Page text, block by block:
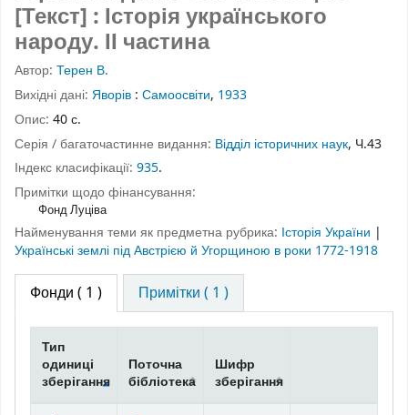
[Текст] : Історія українського
народу. ІІ частина
Автор: Терен В.
Вихідні дані: Яворів : Самоосвіти, 1933
Опис: 40 с.
Серія / багаточастинне видання: Відділ історичних наук, Ч.43
Індекс класифікації: 935.
Примітки щодо фінансування:
Фонд Луціва
Найменування теми як предметна рубрика: Історія України |
Українські землі під Австрією й Угорщиною в роки 1772-1918
Фонди ( 1 ) Примітки ( 1 )
Тип
одиниці
зберігання
Поточна
бібліотека
Шифр
зберігання